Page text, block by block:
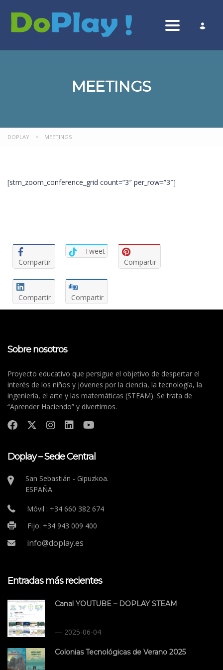
Toggle
MEETINGS
DOPLAY > MEETINGS
[stm_zoom_conference_grid count=”3″ per_row=”3″]
Compartir
Tweet
Compartir
Compartir Compartir
Sobre nosotros
Proyecto educativo que persigue el objetivo de despertar el
interés de los niños y jóvenes por la ciencia, la tecnología, la
ingeniería, el arte y las matemáticas (STEAM). Se trata de
“Aprender Haciendo” y divertirnos.
Doplay – Sede Central
San Sebastián - Gipuzkoa.
ESPAÑA.
Móvil : +34 660 382 674
Fijo: +34 943 009 400
info@doplay.es
Entradas más recientes
Canal YOUTUBE – DOPLAY STEAM
2025-06-04
Colonias Tecnológicas de Verano 2025